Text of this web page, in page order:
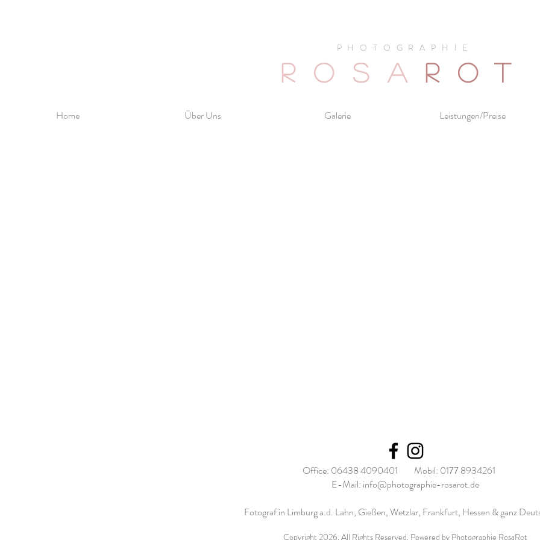
PHOTOGRAPHIE
ROSA ROT
Home Über Uns Galerie Leistungen/Preise
Office: 06438 4090401 Mobil: 0177 8934261
E-Mail: info@photographie-rosarot.de
Fotograf in Limburg a.d. Lahn, Gießen, Wetzlar, Frankfurt, Hessen & ganz
Copyright 2026. All Rights Reserved. Powered by Photographie RosaRot